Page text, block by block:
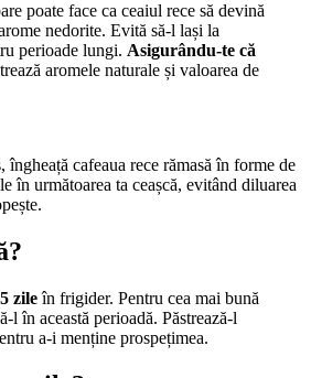
poate face ca ceaiul rece să devină
nedorite. Evită să-l lași la
perioade lungi. Asigurându-te că
aromele naturale și valoarea de
îngheață cafeaua rece rămasă în forme de
în următoarea ta ceașcă, evitând diluarea
zileîn frigider. Pentru cea mai bună
l în această perioadă. Păstrează-l
a-i menține prospețimea.